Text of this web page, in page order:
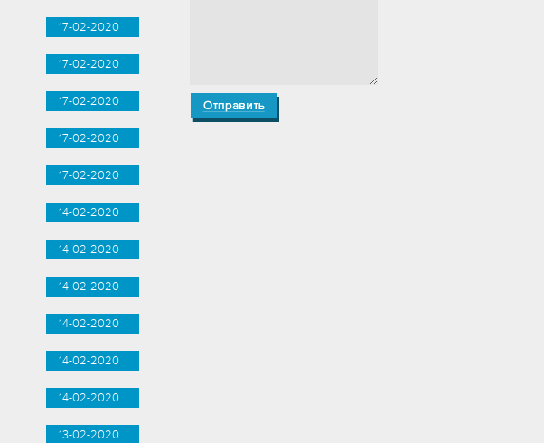
17-02-2020
17-02-2020
17-02-2020
17-02-2020
17-02-2020
14-02-2020
14-02-2020
14-02-2020
14-02-2020
14-02-2020
14-02-2020
13-02-2020